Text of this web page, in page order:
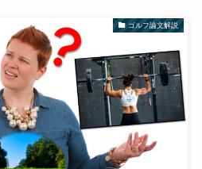
ゴルフ論文解説